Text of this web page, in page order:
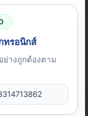
ทรอนิกส์
ย่างถูกต้องตาม